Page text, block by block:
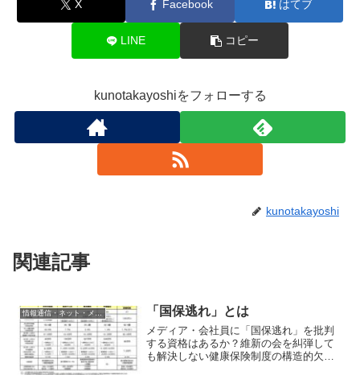
X Facebook はてブ
LINE コピー
kunotakayoshiをフォローする
kunotakayoshi
関連記事
情報通信・ネット・メディア 「国保逃れ」とは
メディア・会社員に「国保逃れ」を批判
する資格はあるか？維新の会を糾弾して
も解決しない健康保険制度の構造的欠陥